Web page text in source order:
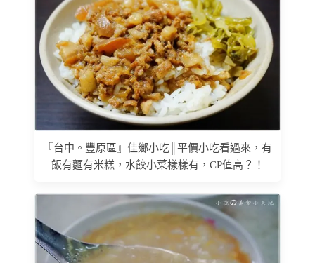
『台中。豐原區』佳鄉小吃║平價小吃看過來，有
飯有麵有米糕，水餃小菜樣樣有，CP值高？！